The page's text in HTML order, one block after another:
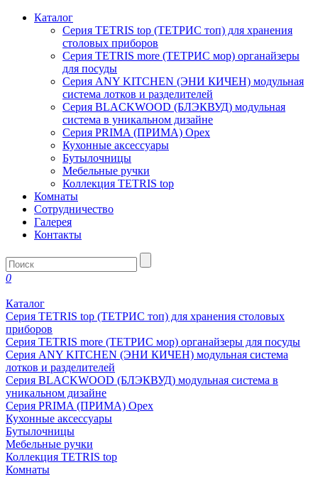
Каталог
Серия TETRIS top (ТЕТРИС топ) для хранения
столовых приборов
Серия TETRIS more (ТЕТРИС мор) органайзеры
для посуды
Серия ANY KITCHEN (ЭНИ КИЧЕН) модульная
система лотков и разделителей
Серия BLACKWOOD (БЛЭКВУД) модульная
система в уникальном дизайне
Серия PRIMA (ПРИМА) Орех
Кухонные аксессуары
Бутылочницы
Мебельные ручки
Коллекция TETRIS top
Комнаты
Сотрудничество
Галерея
Контакты
0
Каталог
Серия TETRIS top (ТЕТРИС топ) для хранения столовых
приборов
Серия TETRIS more (ТЕТРИС мор) органайзеры для посуды
Серия ANY KITCHEN (ЭНИ КИЧЕН) модульная система
лотков и разделителей
Серия BLACKWOOD (БЛЭКВУД) модульная система в
уникальном дизайне
Серия PRIMA (ПРИМА) Орех
Кухонные аксессуары
Бутылочницы
Мебельные ручки
Коллекция TETRIS top
Комнаты